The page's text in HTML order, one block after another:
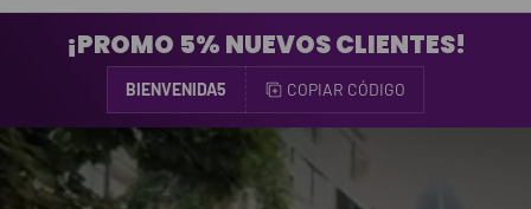
¡PROMO 5% NUEVOS CLIENTES!
BIENVENIDA5 COPIAR CÓDIGO